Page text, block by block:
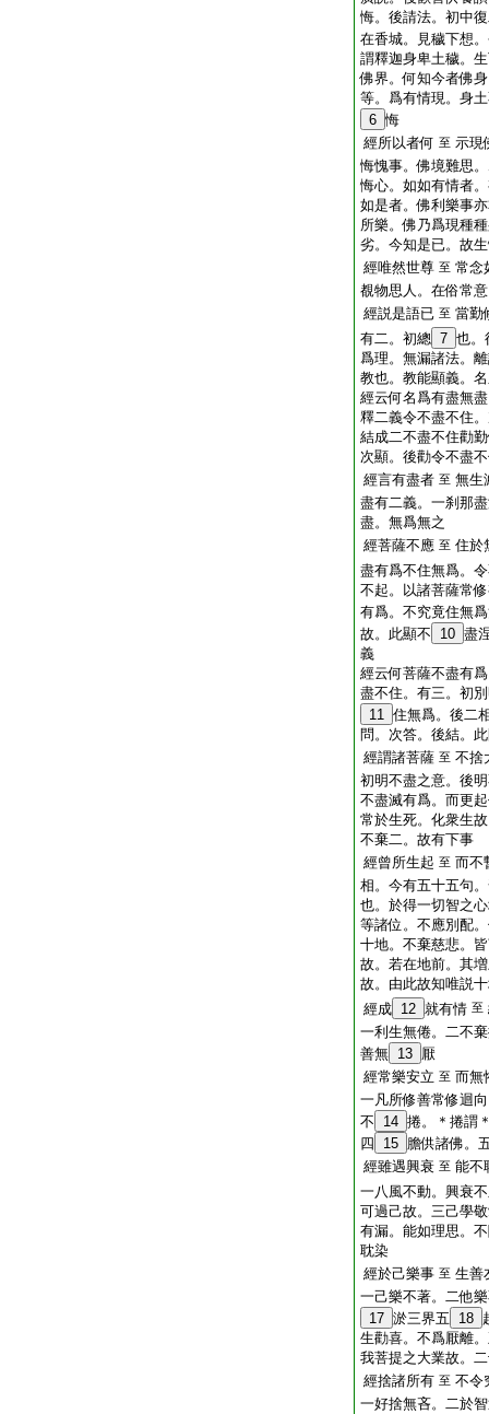
悔。後請法。初中
在香城。見穢下想
謂釋迦身卑土穢。
佛界。何知今者佛
等。爲有情現。身
6 悔
經所以者何 至 示現
悔愧事。佛境難思
悔心。如如有情者
如是者。佛利樂事
所樂。佛乃爲現種
劣。今知是已。故
經唯然世尊 至 常念
覩物思人。在俗常
經説是語已 至 當勤
有二。初總 7 也。
爲理。無漏諸法。
教也。教能顯義。
經云何名爲有盡無
釋二義令不盡不住
結成二不盡不住勸
次顯。後勸令不盡
經言有盡者 至 無生
盡有二義。一刹那
盡。無爲無之
經菩薩不應 至 住於
盡有爲不住無爲。
不起。以諸菩薩常
有爲。不究竟住無
故。此顯不
10 盡
義
經云何菩薩不盡有
盡不住。有三。初
11 住無爲。後二
問。次答。後結。
經謂諸菩薩 至 不捨
初明不盡之意。後
不盡滅有爲。而更
常於生死。化衆生
不棄二。故有下事
經曾所生起 至 而不
相。今有五十五句
也。於得一切智之
等諸位。不應別配
十地。不棄慈悲。
故。若在地前。其
故。由此故知唯説
經成 12 就有情 至
一利生無倦。二不
善無 13 厭
經常樂安立 至 而無
一凡所修善常修迴
不
14 捲。＊捲謂
四
15 膽供諸佛。
經雖遇興衰 至 能不
一八風不動。興衰
可過己故。三己學
有漏。能如理思。
耽染
經於己樂事 至 生善
一己樂不著。二他
17 淤三界五 18
生勸喜。不爲厭離
我菩提之大業故。
經捨諸所有 至 不令
一好捨無吝。二於